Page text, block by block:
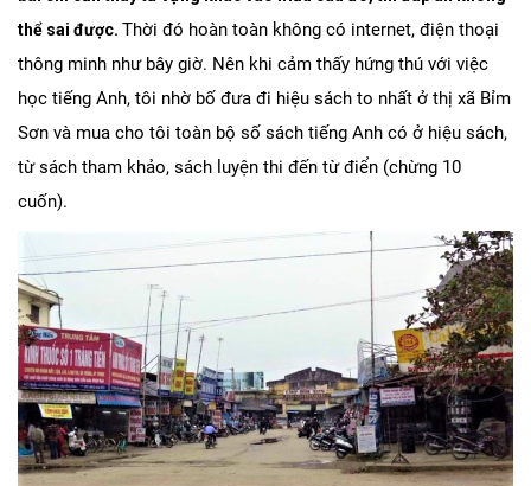
thể sai được. Thời đó hoàn toàn không có internet, điện thoại
thông minh như bây giờ. Nên khi cảm thấy hứng thú với việc
học tiếng Anh, tôi nhờ bố đưa đi hiệu sách to nhất ở thị xã Bỉm
Sơn và mua cho tôi toàn bộ số sách tiếng Anh có ở hiệu sách,
từ sách tham khảo, sách luyện thi đến từ điển (chừng 10
cuốn).